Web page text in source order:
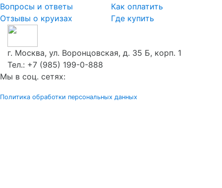
Вопросы и ответы
Отзывы о круизах
Как оплатить
Где купить
г. Москва, ул. Воронцовская, д. 35 Б, корп. 1
Тел.: +7 (985) 199-0-888
Мы в соц. сетях:
Политика обработки персональных данных